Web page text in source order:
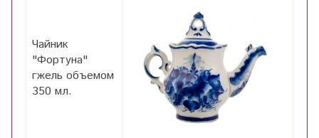
Чайник
"Фортуна"
гжель объемом
350 мл.